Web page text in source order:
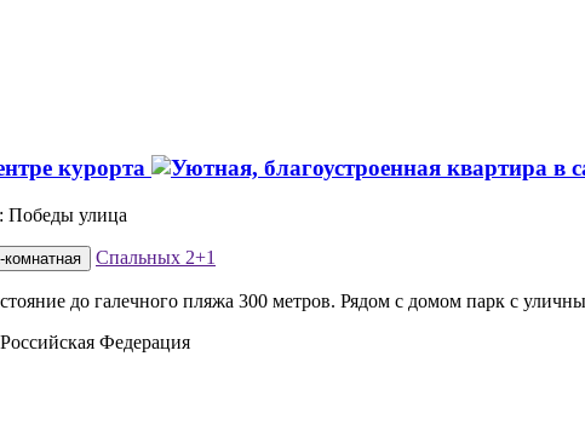
курорта
Победы улица
комнатная Спальных 2+1
до галечного пляжа 300 метров. Рядом с домом парк с
Федерация